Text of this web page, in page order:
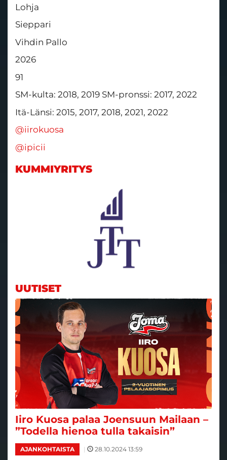
Lohja
Sieppari
Vihdin Pallo
2026
91
SM-kulta: 2018, 2019 SM-pronssi: 2017, 2022
Itä-Länsi: 2015, 2017, 2018, 2021, 2022
@iirokuosa
@ipicii
KUMMIYRITYS
UUTISET
Iiro Kuosa palaa Joensuun Mailaan –
”Todella hienoa tulla takaisin”
AJANKOHTAISTA | 28.10.2024 13:59